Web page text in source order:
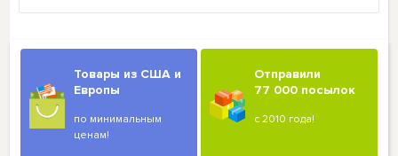
Товары из США и
Европы
по минимальным
ценам!
Отправили
77 000 посылок
с 2010 года!